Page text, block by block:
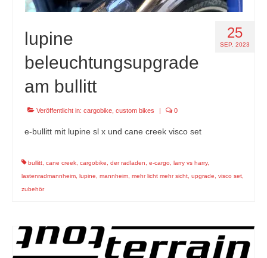
25
SEP. 2023
lupine
beleuchtungsupgrade
am bullitt
Veröffentlicht in: cargobike custom bikes | 0
e-bullitt mit lupine sl x und cane creek visco set
bullitt cane creek cargobike der radladen e-cargo larry vs harry,
lastenradmannheim lupine mannheim mehr licht mehr sicht upgrade visco set
zubehör